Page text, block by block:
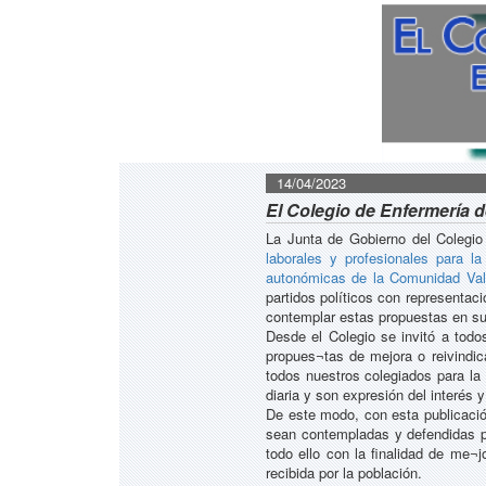
14/04/2023
El Colegio de Enfermería
La Junta de Gobierno del
laborales y profesionales para
autonómicas de la Comunidad
partidos políticos con
contemplar estas propuestas en
Desde el Colegio se invitó a
propues¬tas de mejora o
todos nuestros colegiados para
diaria y son expresión del interés
De este modo, con esta
sean contempladas y
todo ello con la finalidad de
recibida por la población.